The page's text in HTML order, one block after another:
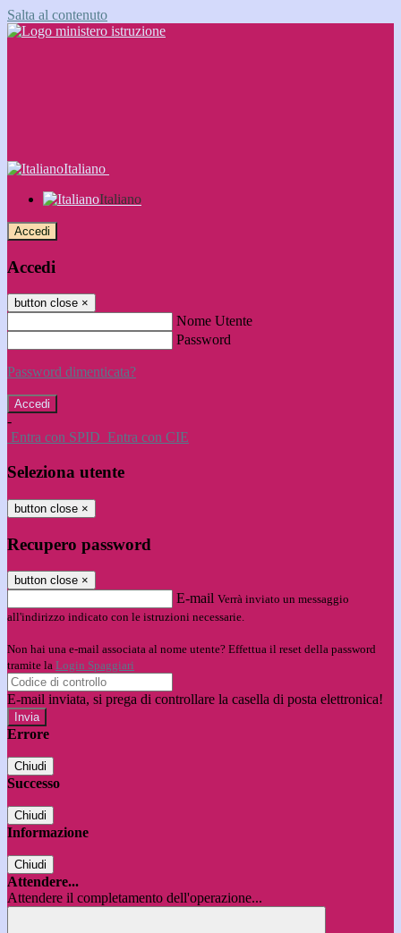
Salta al contenuto
Italiano
Italiano
Accedi
Accedi
button close ×
Nome Utente
Password
Password dimenticata?
-
Entra con SPID Entra con CIE
Seleziona utente
button close ×
Recupero password
button close ×
E-mail Verrà inviato un messaggio
all'indirizzo indicato con le istruzioni necessarie.
Non hai una e-mail associata al nome utente? Effettua il reset della password
tramite la Login Spaggiari
E-mail inviata, si prega di controllare la casella di posta elettronica!
Errore
Chiudi
Successo
Chiudi
Informazione
Chiudi
Attendere...
Attendere il completamento dell'operazione...